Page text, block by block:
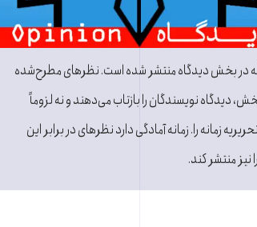
در بخش دیدگاه منتشر شده است. نظرهای مطرح‌شده
دیدگاه نویسندگان را بازتاب می‌دهند و نه لزوماً
زمانه را. زمانه آمادگی دارد نظرهای در برابر این
نیز منتشر کند.